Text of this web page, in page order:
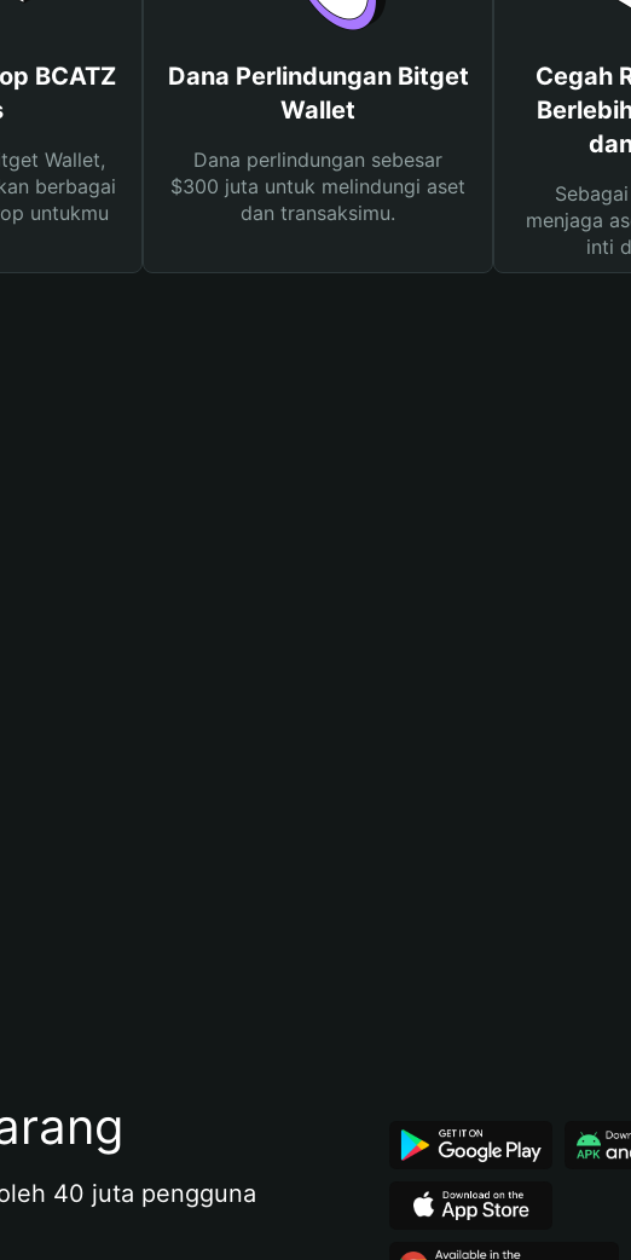
BCATZ
Wallet,
berbagai
untukmu
Dana Perlindungan Bitget
Wallet
Dana perlindungan sebesar
$300 juta untuk melindungi aset
dan transaksimu.
Cegah
menjaga
inti
40 juta pengguna